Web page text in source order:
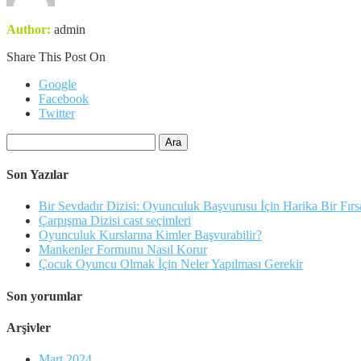
Author: admin
Share This Post On
Google
Facebook
Twitter
Son Yazılar
Bir Sevdadır Dizisi: Oyunculuk Başvurusu İçin Harika Bir
Çarpışma Dizisi cast seçimleri
Oyunculuk Kurslarına Kimler Başvurabilir?
Mankenler Formunu Nasıl Korur
Çocuk Oyuncu Olmak İçin Neler Yapılması Gerekir
Son yorumlar
Arşivler